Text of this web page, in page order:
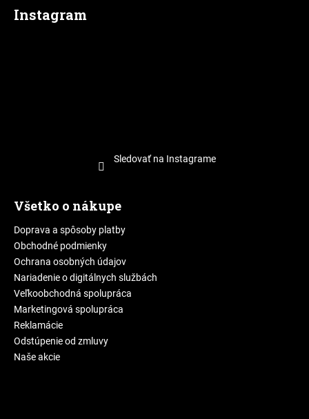
Instagram
Sledovať na Instagrame
Všetko o nákupe
Doprava a spôsoby platby
Obchodné podmienky
Ochrana osobných údajov
Nariadenie o digitálnych službách
Veľkoobchodná spolupráca
Marketingová spolupráca
Reklamácie
Odstúpenie od zmluvy
Naše akcie